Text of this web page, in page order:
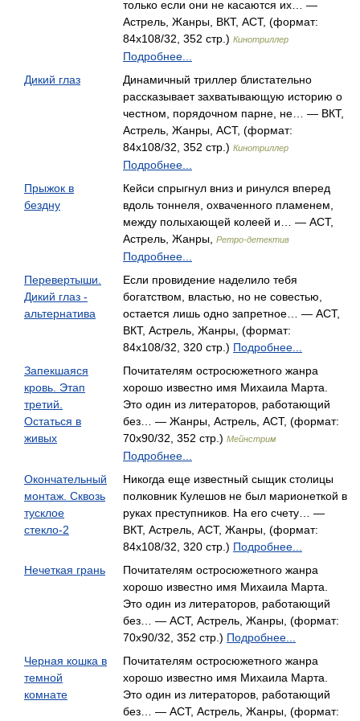
только если они не касаются их… —
Астрель, Жанры, ВКТ, АСТ, (формат:
84x108/32, 352 стр.) Кинотриллер
Подробнее...
Дикий глаз
Динамичный триллер блистательно
рассказывает захватывающую историю о
честном, порядочном парне, не… — ВКТ,
Астрель, Жанры, АСТ, (формат:
84x108/32, 352 стр.) Кинотриллер
Подробнее...
Прыжок в
бездну
Кейси спрыгнул вниз и ринулся вперед
вдоль тоннеля, охваченного пламенем,
между полыхающей колеей и… — АСТ,
Астрель, Жанры,
Ретро-детектив
Подробнее...
Перевертыши.
Дикий глаз -
альтернатива
Если провидение наделило тебя
богатством, властью, но не совестью,
остается лишь одно запретное… — АСТ,
ВКТ, Астрель, Жанры, (формат:
84x108/32, 320 стр.) Подробнее...
Запекшаяся
кровь. Этап
третий.
Остаться в
живых
Почитателям остросюжетного жанра
хорошо известно имя Михаила Марта.
Это один из литераторов, работающий
без… — Жанры, Астрель, АСТ, (формат:
70x90/32, 352 стр.) Мейнстрим
Подробнее...
Окончательный
монтаж. Сквозь
тусклое
стекло-2
Никогда еще известный сыщик столицы
полковник Кулешов не был марионеткой в
руках преступников. На его счету… —
ВКТ, Астрель, АСТ, Жанры, (формат:
84x108/32, 320 стр.) Подробнее...
Нечеткая грань
Почитателям остросюжетного жанра
хорошо известно имя Михаила Марта.
Это один из литераторов, работающий
без… — АСТ, Астрель, Жанры, (формат:
70x90/32, 352 стр.) Подробнее...
Черная кошка в
темной
комнате
Почитателям остросюжетного жанра
хорошо известно имя Михаила Марта.
Это один из литераторов, работающий
без… — АСТ, Астрель, Жанры, (формат: